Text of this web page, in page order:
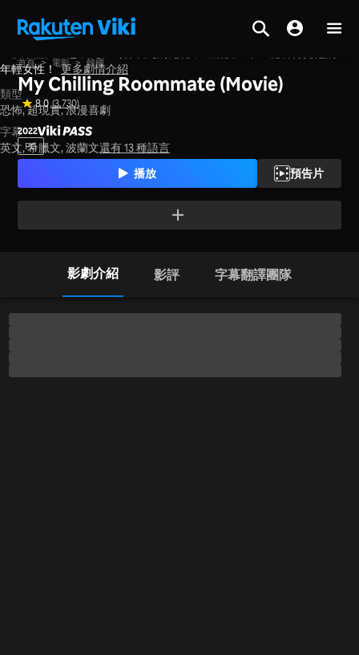
首頁 > 電影 > 韓國
My Chilling Roommate (Movie)
8.0 (3,730)
2022
PG
播放 預告片
年輕女性！ 更多劇情介紹
類型
恐怖,超現實,浪漫喜劇
字幕
英文, 希臘文, 波蘭文還有 13 種語言
影劇介紹 影評 字幕翻譯團隊